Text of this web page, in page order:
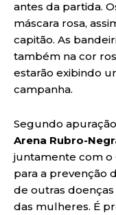
antes da partida.
máscara rosa,
capitão. As
também na cor
estarão exibindo
campanha.
Segundo
Arena Rubro-
juntamente com o
para a prevenção
de outras
das mulheres. É